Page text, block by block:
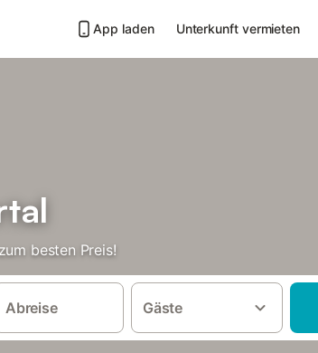
App laden Unterkunft vermieten
besten Preis!
Abreise Gäste